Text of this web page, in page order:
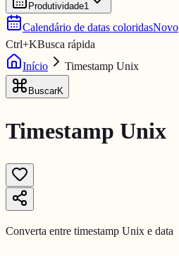
Produtividade1
Calendário de datas coloridasNovo
Ctrl+KBusca rápida
Início
Timestamp Unix
BuscarK
Timestamp Unix
Converta entre timestamp Unix e data